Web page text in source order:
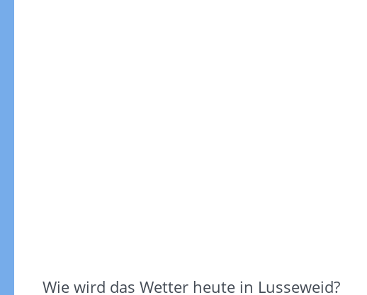
Wie wird das Wetter heute in Lusseweid?